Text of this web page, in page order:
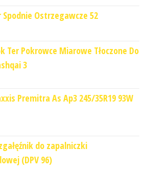
Spodnie Ostrzegawcze 52
Ter Pokrowce Miarowe Tłoczone Do
3
Premitra As Ap3 245/35R19 93W
do zapalniczki
(DPV 96)